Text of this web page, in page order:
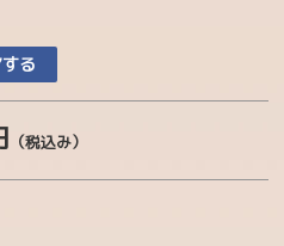
る
（税込み）